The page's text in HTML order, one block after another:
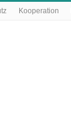
Kooperation